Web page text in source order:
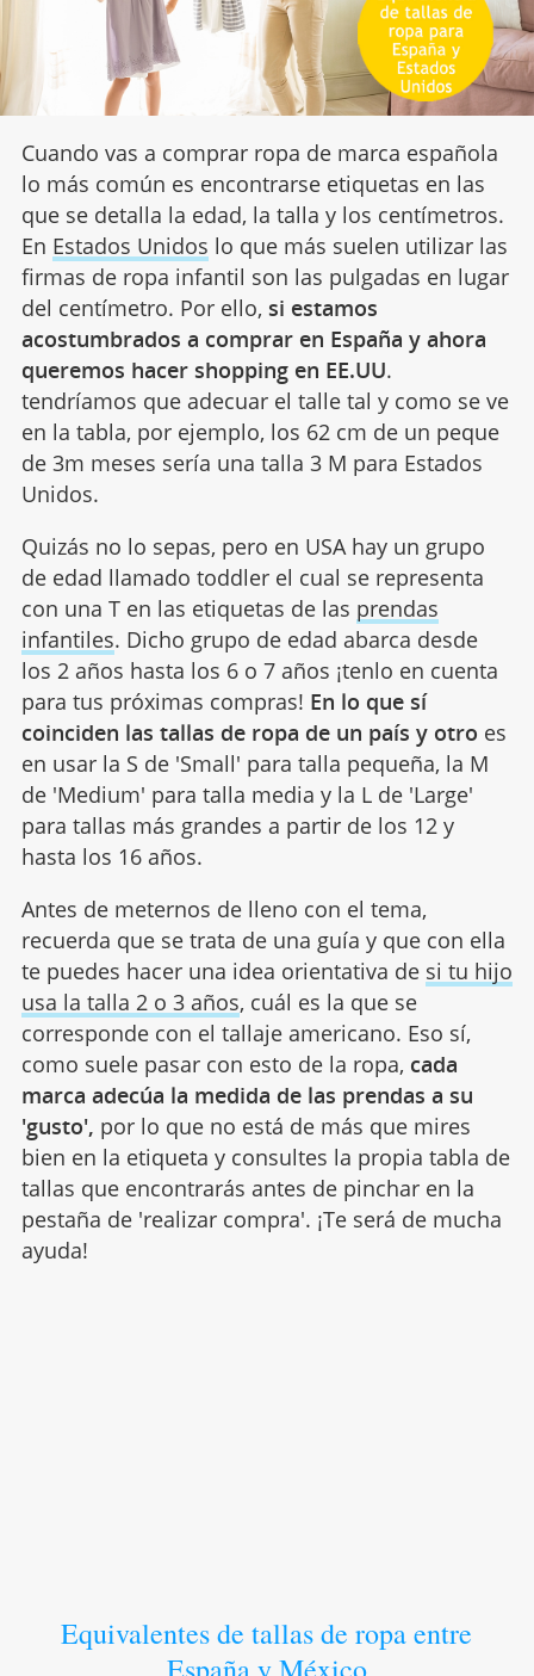
Cuando vas a comprar ropa de marca española
lo más común es encontrarse etiquetas en las
que se detalla la edad, la talla y los centímetros.
En Estados Unidos lo que más suelen utilizar las
firmas de ropa infantil son las pulgadas en lugar
del centímetro. Por ello, si estamos
acostumbrados a comprar en España y ahora
queremos hacer shopping en EE.UU.
tendríamos que adecuar el talle tal y como se ve
en la tabla, por ejemplo, los 62 cm de un peque
de 3m meses sería una talla 3 M para Estados
Unidos.
Quizás no lo sepas, pero en USA hay un grupo
de edad llamado toddler el cual se representa
con una T en las etiquetas de las prendas
infantiles. Dicho grupo de edad abarca desde
los 2 años hasta los 6 o 7 años ¡tenlo en cuenta
para tus próximas compras! En lo que sí
coinciden las tallas de ropa de un país y otro es
en usar la S de 'Small' para talla pequeña, la M
de 'Medium' para talla media y la L de 'Large'
para tallas más grandes a partir de los 12 y
hasta los 16 años.
Antes de meternos de lleno con el tema,
recuerda que se trata de una guía y que con ella
te puedes hacer una idea orientativa de si tu hijo
usa la talla 2 o 3 años, cuál es la que se
corresponde con el tallaje americano. Eso sí,
como suele pasar con esto de la ropa, cada
marca adecúa la medida de las prendas a su
'gusto', por lo que no está de más que mires
bien en la etiqueta y consultes la propia tabla de
tallas que encontrarás antes de pinchar en la
pestaña de 'realizar compra'. ¡Te será de mucha
ayuda!
Equivalentes de tallas de ropa entre
España y México